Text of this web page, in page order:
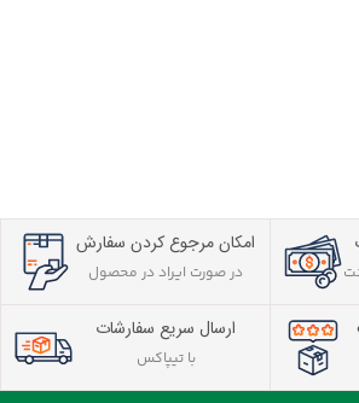
امکان مرجوع کردن سفارش
در صورت ایراد در محصول
ارسال سریع سفارشات
با تیپاکس